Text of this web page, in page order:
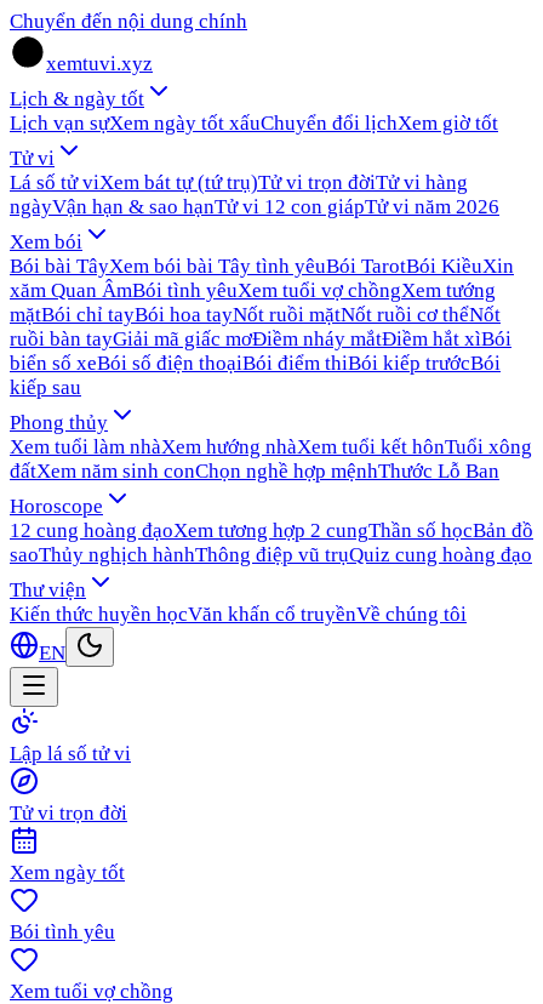
Chuyển đến nội dung chính
xemtuvi.xyz
Lịch & ngày tốt
Lịch vạn sựXem ngày tốt xấuChuyển đổi lịchXem giờ tốt
Tử vi
Lá số tử viXem bát tự (tứ trụ)Tử vi trọn đờiTử vi hàng
ngàyVận hạn & sao hạnTử vi 12 con giápTử vi năm 2026
Xem bói
Bói bài TâyXem bói bài Tây tình yêuBói TarotBói KiềuXin
xăm Quan ÂmBói tình yêuXem tuổi vợ chồngXem tướng
mặtBói chỉ tayBói hoa tayNốt ruồi mặtNốt ruồi cơ thểNốt
ruồi bàn tayGiải mã giấc mơĐiềm nháy mắtĐiềm hắt xìBói
biển số xeBói số điện thoạiBói điểm thiBói kiếp trướcBói
kiếp sau
Phong thủy
Xem tuổi làm nhàXem hướng nhàXem tuổi kết hônTuổi xông
đấtXem năm sinh conChọn nghề hợp mệnhThước Lỗ Ban
Horoscope
12 cung hoàng đạoXem tương hợp 2 cungThần số họcBản đồ
saoThủy nghịch hànhThông điệp vũ trụQuiz cung hoàng đạo
Thư viện
Kiến thức huyền họcVăn khấn cổ truyềnVề chúng tôi
EN
Lập lá số tử vi
Tử vi trọn đời
Xem ngày tốt
Bói tình yêu
Xem tuổi vợ chồng